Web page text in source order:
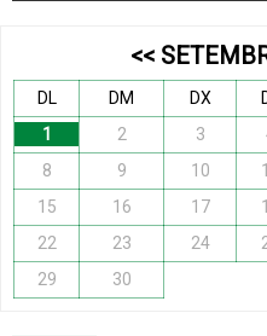
<<
DL DM DX
1
2 3
8
9 10
15
16 17
22
23 24
29
30